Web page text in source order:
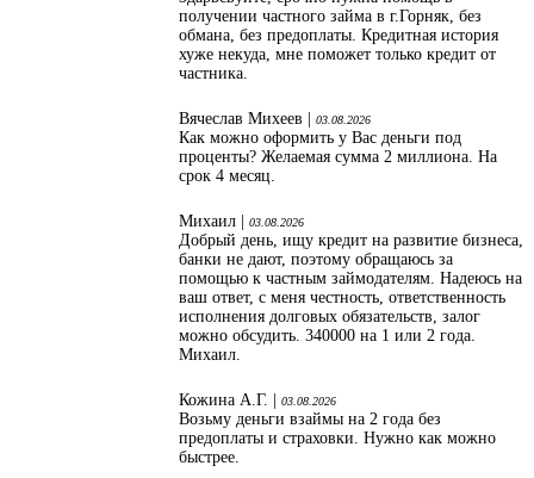
получении частного займа в г.Горняк, без
обмана, без предоплаты. Кредитная история
хуже некуда, мне поможет только кредит от
частника.
Вячеслав Михеев | 03.08.2026
Как можно оформить у Вас деньги под
проценты? Желаемая сумма 2 миллиона. На
срок 4 месяц.
Михаил | 03.08.2026
Добрый день, ищу кредит на развитие бизнеса,
банки не дают, поэтому обращаюсь за
помощью к частным займодателям. Надеюсь на
ваш ответ, с меня честность, ответственность
исполнения долговых обязательств, залог
можно обсудить. 340000 на 1 или 2 года.
Михаил.
Кожина А.Г. | 03.08.2026
Возьму деньги взаймы на 2 года без
предоплаты и страховки. Нужно как можно
быстрее.